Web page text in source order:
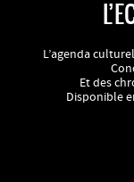
L’agenda
Et des
Disponible